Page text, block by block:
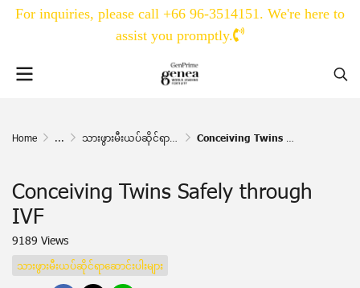
For inquiries, please call +66 96-3514151. We're here to
assist you promptly.
Home ... သားဖွားမီးယပ်ဆိုင်ရာဆောင်းပါးများ Conceiving Twins Safely through IVF
Conceiving Twins Safely through
IVF
9189 Views
သားဖွားမီးယပ်ဆိုင်ရာဆောင်းပါးများ